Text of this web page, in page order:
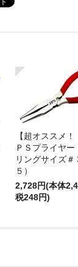
【超オススメ！
ＰＳプライヤー
リングサイズ＃
５）
2,728円(本体
税248円)